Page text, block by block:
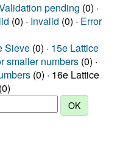
pending (0) ·
(0) · Invalid (0) · Error
Sieve (0) · 15e Lattice
smaller numbers (0) ·
(0) · 16e Lattice